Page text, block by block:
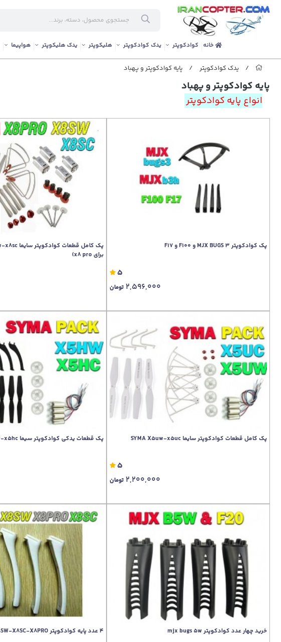
خانه کوادکوپتر یدک کوادکوپتر هلیکوپتر یدک هلیکوپتر هواپیما
/ یدک کوادکوپتر / پایه کوادکوپتر و پهباد
پایه کوادکوپتر و پهباد
انواع پایه کوادکوپتر
پک کوادکوپتر MJX BUGS 3 و F100 و F17
5
2,596,000 تومان
برای x8 pro)
پک کامل قطعات کوادکوپتر سایما SYMA X5uw-x5uc
5
2,200,000 تومان
پک قطعات یدکی کوادکوپتر سیما syma x5hw-x5hc
خرید چهار عدد کوادکوپتر mjx bugs 5w 4 عدد پایه کوادکوپتر SYMA X8SW-X8SC-X8PRO